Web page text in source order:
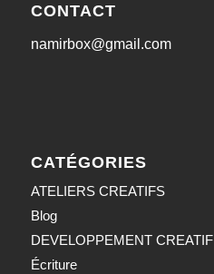
CONTACT
namirbox@gmail.com
CATÉGORIES
ATELIERS CREATIFS
Blog
DEVELOPPEMENT CREATIF
Écriture